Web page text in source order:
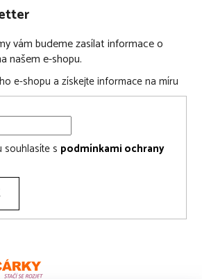
vám budeme zasílat informace o
našem e-shopu.
e-shopu a získejte informace na míru
souhlasíte s podmínkami ochrany